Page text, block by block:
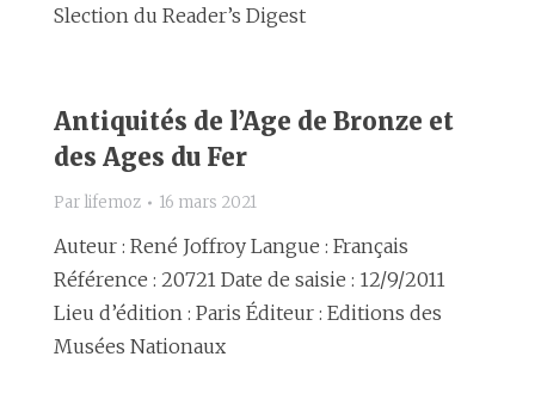
Slection du Reader’s Digest
Antiquités de l’Age de Bronze et
des Ages du Fer
Par lifemoz 16 mars 2021
Auteur : René Joffroy Langue : Français
Référence : 20721 Date de saisie : 12/9/2011
Lieu d’édition : Paris Éditeur : Editions des
Musées Nationaux